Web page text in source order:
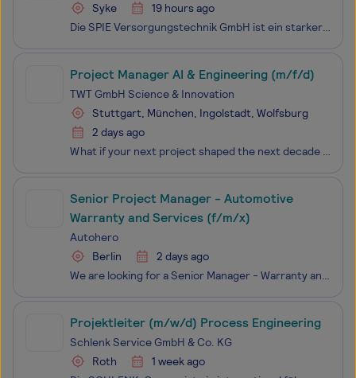
Syke
19 hours ago
Die SPIE Versorgungstechnik GmbH ist ein starker und zuverlässiger Partner der Energieversorger und Kommunikationsnetzbetreiber. Zu unserem Leistungsspektrum gehören die Planung, Sanierung, Instandhaltung sowie der Neubau von Versorgungsleitungen für Strom, Gas, Wasser, Fernwärme und Telekommunikati
Project Manager AI & Engineering (m/f/d)
TWT GmbH Science & Innovation
Stuttgart, München, Ingolstadt, Wolfsburg
2 days ago
What if your next project shaped the next decade of innovation? At TWT Science & Innovation, we’re looking for a Project Manager who thrives at the edge of science and imagination – someone who can turn curiosity into creation, and research into impact. Over the past
Senior Project Manager - Automotive
Warranty and Services (f/m/x)
Autohero
Berlin
2 days ago
We are looking for a Senior Manager - Warranty and Services Expert (f/m/x) to join our Financing & Value-Added Services Team, that is responsible for financing, insurances and aftersales services for all the 9 markets where Autohero is currently operating.
Projektleiter (m/w/d) Process Engineering
Schlenk Service GmbH & Co. KG
Roth
1 week ago